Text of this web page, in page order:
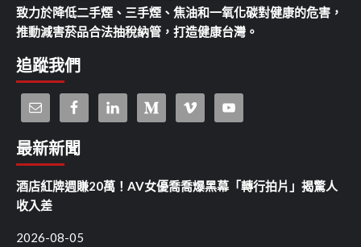
致力於降低二手煙、三手煙、焦油和一氧化碳對健康的危害，
推動減害菸品合法抽稅納管，打造健康台灣。
追蹤我們
最新新聞
酒店紅牌週賺20萬！AV女優喬喬爆黑幕「轉行拍片」揭驚人
收入差
2026-08-05